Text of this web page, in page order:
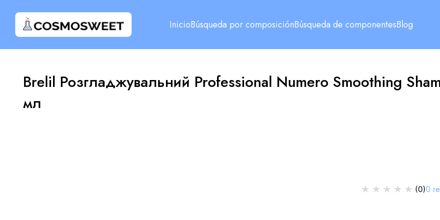
InicioBúsqueda por composiciónBúsqueda de componentesBlog
Brelil Розгладжувальний Professional Numero Smoothing
мл
★ ★ ★ ★ ★ (0)0